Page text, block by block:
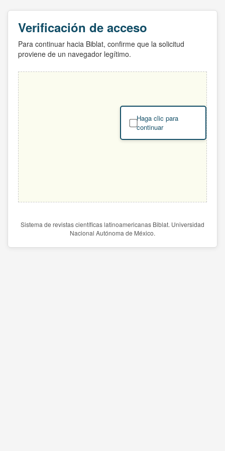
Verificación de acceso
Para continuar hacia Biblat, confirme que la solicitud
proviene de un navegador legítimo.
Haga clic para
continuar
Sistema de revistas científicas latinoamericanas Biblat. Universidad
Nacional Autónoma de México.